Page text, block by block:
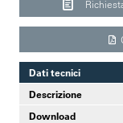
Dati tecnici
Descrizione
Download